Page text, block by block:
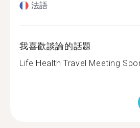
法語
我喜歡談論的話題
Life Health Travel Meeting